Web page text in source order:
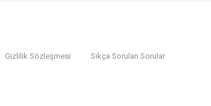
Gizlilik Sözleşmesi Sıkça Sorulan Sorular